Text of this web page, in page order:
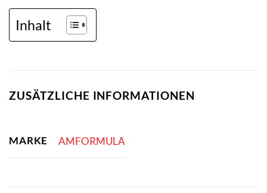
Inhalt
ZUSÄTZLICHE INFORMATIONEN
MARKE AMFORMULA